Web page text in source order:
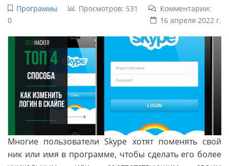
Программы Просмотров: 531
Комментарии:
0
16 апреля 2022 г.
Многие пользователи Skype хотят поменять свой
ник или имя в программе, чтобы сделать его более